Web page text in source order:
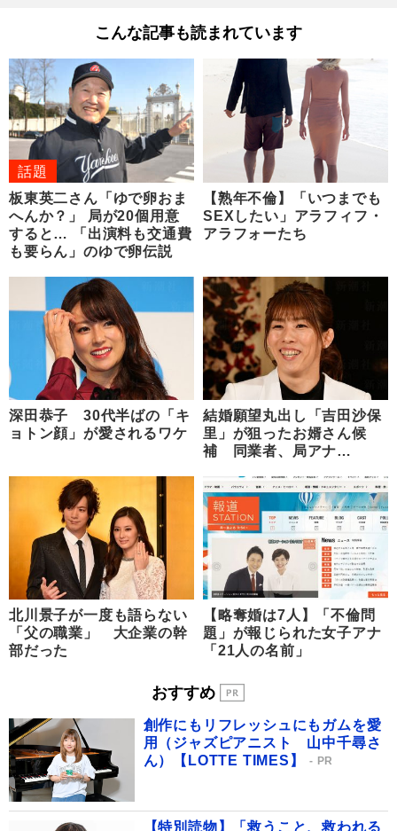
こんな記事も読まれています
話題
板東英二さん「ゆで卵おま
へんか？」 局が20個用意
すると… 「出演料も交通費
も要らん」のゆで卵伝説
【熟年不倫】「いつまでも
SEXしたい」アラフィフ・
アラフォーたち
深田恭子 30代半ばの「キ
ョトン顔」が愛されるワケ
結婚願望丸出し「吉田沙保
里」が狙ったお婿さん候
補 同業者、局アナ…
北川景子が一度も語らない
「父の職業」 大企業の幹
部だった
【略奪婚は7人】「不倫問
題」が報じられた女子アナ
「21人の名前」
おすすめ
創作にもリフレッシュにもガムを愛
用（ジャズピアニスト 山中千尋さ
ん）【LOTTE TIMES】
PR
【特別読物】「救うこと、救われる